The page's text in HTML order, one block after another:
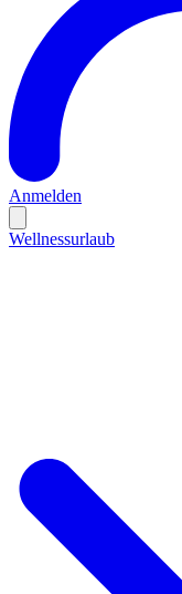
Anmelden
Wellnessurlaub